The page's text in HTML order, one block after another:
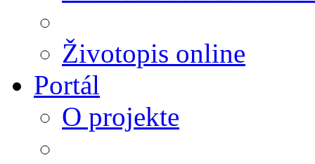
Životopis online
Portál
O projekte